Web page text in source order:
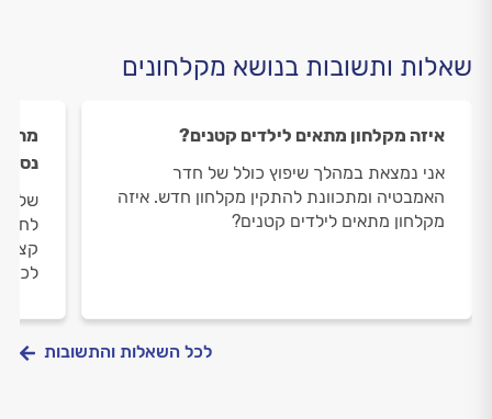
שאלות ותשובות בנושא מקלחונים
איזה מקלחון מתאים לילדים קטנים?
אני נמצאת במהלך שיפוץ כולל של חדר
האמבטיה ומתכוונת להתקין מקלחון חדש. איזה
מקלחון מתאים לילדים קטנים?
מה
קצת
לכל השאלות והתשובות